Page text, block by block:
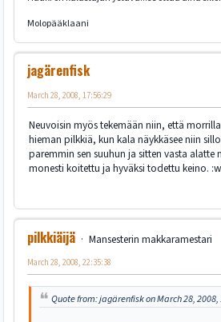
Molopääklaani
jagärenfisk
March 28, 2008, 17:56:29
Neuvoisin myös tekemään niin, että
hieman pilkkiä, kun kala näykkäsee niin
paremmin sen suuhun ja sitten vasta alatte
monesti koitettu ja hyväksi todettu keino.
pilkkiäijä
Mansesterin makkaramestari
March 28, 2008, 22:35:38
Quote from: jagärenfisk on March 28, 2008,